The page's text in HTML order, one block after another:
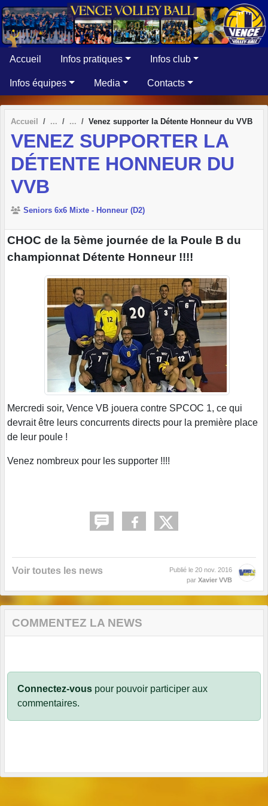
Accueil Infos pratiques Infos club
Infos équipes Media Contacts
Accueil Venez supporter la Détente Honneur du VVB
VENEZ SUPPORTER LA
DÉTENTE HONNEUR DU
VVB
Seniors 6x6 Mixte - Honneur (D2)
CHOC de la 5ème journée de la Poule B du
championnat Détente Honneur !!!!
Mercredi soir, Vence VB jouera contre SPCOC 1, ce qui
devrait être leurs concurrents directs pour la première place
de leur poule !
Venez nombreux pour les supporter !!!!
Voir toutes les news Publié le 20 nov. 2016
par Xavier VVB
COMMENTEZ LA NEWS
Connectez-vous pour pouvoir participer aux
commentaires.
Panneau de gestion des cookies